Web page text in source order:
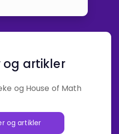
og artikler
og House of Math
og artikler